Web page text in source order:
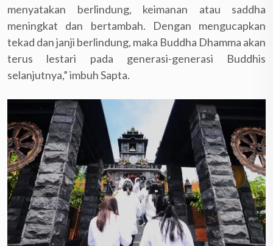
menyatakan berlindung, keimanan atau saddha
meningkat dan bertambah. Dengan mengucapkan
tekad dan janji berlindung, maka Buddha Dhamma akan
terus lestari pada generasi-generasi Buddhis
selanjutnya,” imbuh Sapta.